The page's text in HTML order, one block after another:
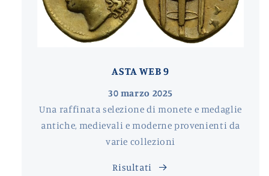
ASTA WEB 9
30 marzo 2025
Una raffinata selezione di monete e medaglie
antiche, medievali e moderne provenienti da
varie collezioni
Risultati